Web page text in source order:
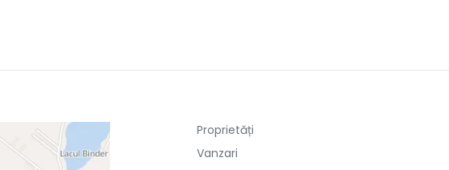
Proprietăți
Vanzari